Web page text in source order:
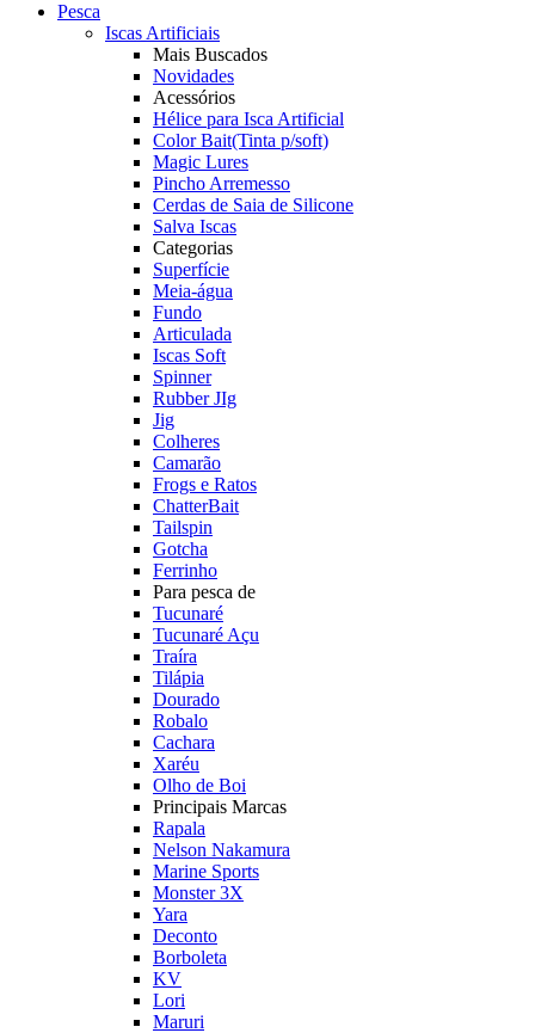
Pesca
Iscas Artificiais
Mais Buscados
Novidades
Acessórios
Hélice para Isca Artificial
Color Bait(Tinta p/soft)
Magic Lures
Pincho Arremesso
Cerdas de Saia de Silicone
Salva Iscas
Categorias
Superfície
Meia-água
Fundo
Articulada
Iscas Soft
Spinner
Rubber JIg
Jig
Colheres
Camarão
Frogs e Ratos
ChatterBait
Tailspin
Gotcha
Ferrinho
Para pesca de
Tucunaré
Tucunaré Açu
Traíra
Tilápia
Dourado
Robalo
Cachara
Xaréu
Olho de Boi
Principais Marcas
Rapala
Nelson Nakamura
Marine Sports
Monster 3X
Yara
Deconto
Borboleta
KV
Lori
Maruri